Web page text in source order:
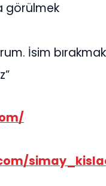
görülmek
İsim